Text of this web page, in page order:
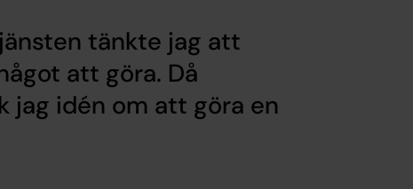
tänkte jag att
att göra. Då
jag idén om att göra en